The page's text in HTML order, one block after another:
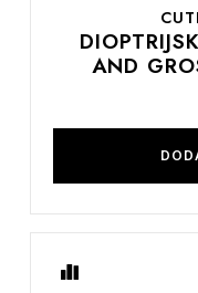
AND